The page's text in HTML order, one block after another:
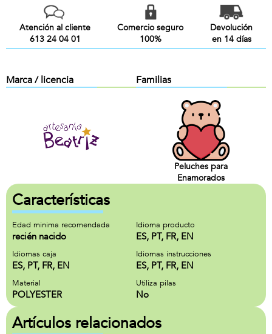
Atención al cliente
613 24 04 01
Comercio seguro
100%
Devolución
en 14 días
Marca / licencia Familias
Peluches para
Enamorados
Características
Edad minima recomendada
recién nacido
Idioma producto
ES, PT, FR, EN
Idiomas caja
ES, PT, FR, EN
Idiomas instrucciones
ES, PT, FR, EN
Material
POLYESTER
Utiliza pilas
No
Artículos relacionados